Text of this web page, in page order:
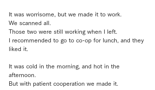
It was worrisome, but we made it to work.
We scanned all.
Those two were still working when I left.
I recommended to go to co-op for lunch, and they
liked it.
It was cold in the morning, and hot in the
afternoon.
But with patient cooperation we made it.